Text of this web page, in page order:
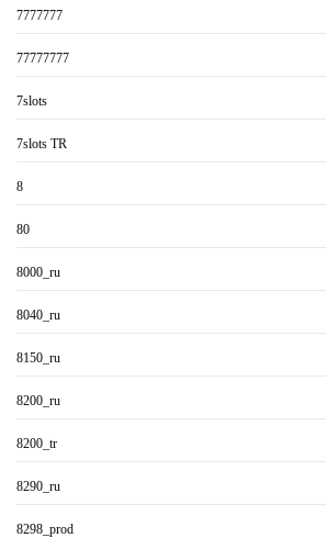
7777777
77777777
7slots
7slots TR
8
80
8000_ru
8040_ru
8150_ru
8200_ru
8200_tr
8290_ru
8298_prod